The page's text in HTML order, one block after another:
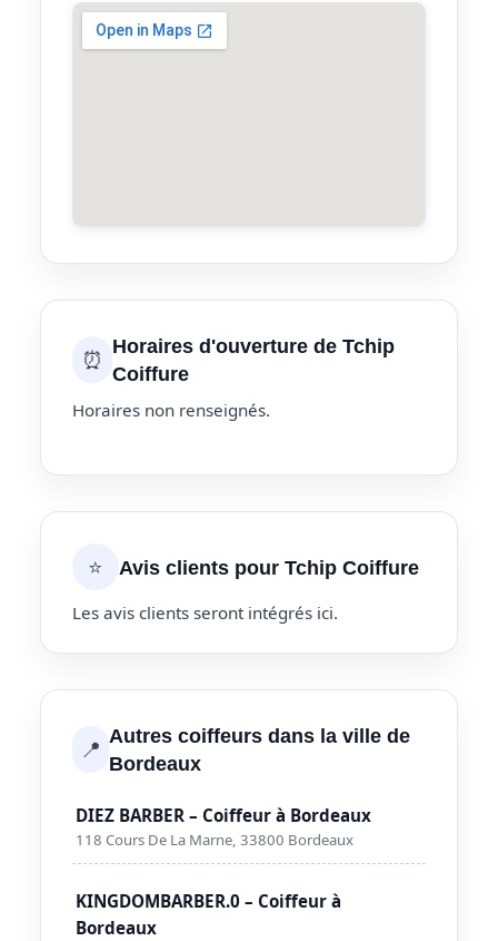
⏰ Horaires d'ouverture de Tchip
Coiffure
Horaires non renseignés.
⭐ Avis clients pour Tchip Coiffure
Les avis clients seront intégrés ici.
📍 Autres coiffeurs dans la ville de
Bordeaux
DIEZ BARBER – Coiffeur à Bordeaux
118 Cours De La Marne, 33800 Bordeaux
KINGDOMBARBER.0 – Coiffeur à
Bordeaux